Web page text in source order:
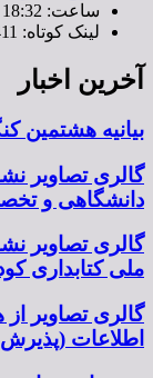
ساعت: 18:32
لینک کوتاه: https://congress.ilisa.ir/?p=11411
آخرین اخبار
بیانیه هشتمین
گالری تصاویر
دانشگاهی و
گالری تصاویر
ملی کتابداری
گالری تصاویر
اطلاعات